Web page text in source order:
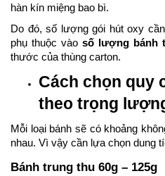
hàn kín miệng bao bì.
Do đó, số lượng gói hút oxy
phụ thuộc vào số lượng bánh
thước của thùng carton.
Cách chọn quy
theo trọng
Mỗi loại bánh sẽ có khoảng
nhau. Vì vậy cần lựa chọn dung
Bánh trung thu 60g – 125g